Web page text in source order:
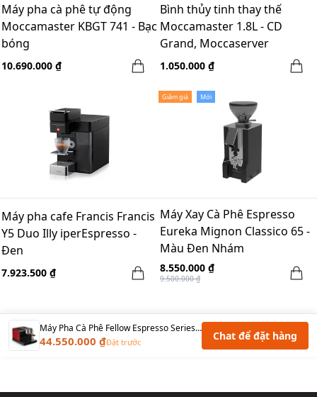
Máy pha cà phê tự động
Moccamaster KBGT 741 - Bạc
bóng
10.690.000 ₫
Bình thủy tinh thay thế
Moccamaster 1.8L - CD
Grand, Moccaserver
1.050.000 ₫
Máy pha cafe Francis Francis
Y5 Duo Illy iperEspresso -
Đen
7.923.500 ₫
Giảm giá Mới
Máy Xay Cà Phê Espresso
Eureka Mignon Classico 65 -
Màu Đen Nhám
8.550.000 ₫
9.500.000 ₫
Máy Pha Cà Phê Fellow Espresso Series 1 - Màu Cherry Red + Walnut
44.550.000 ₫Đặt trước Chat để đặt hàng